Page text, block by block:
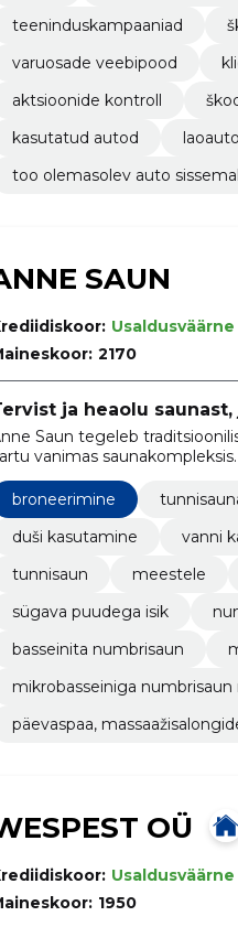
teeninduskampaaniad
varuosade veebipood
aktsioonide kontroll
kasutatud autod
too olemasolev auto
SAUN
Usaldusväärne
2170
ja heaolu
Saun tegeleb
vanimas saunakompleksis.
broneerimine
duši kasutamine
vanni
tunnisaun
meestele
sügava puudega isik
basseinita numbrisaun
mikrobasseiniga numbrisaun
päevaspaa,
OÜ
Usaldusväärne
1950